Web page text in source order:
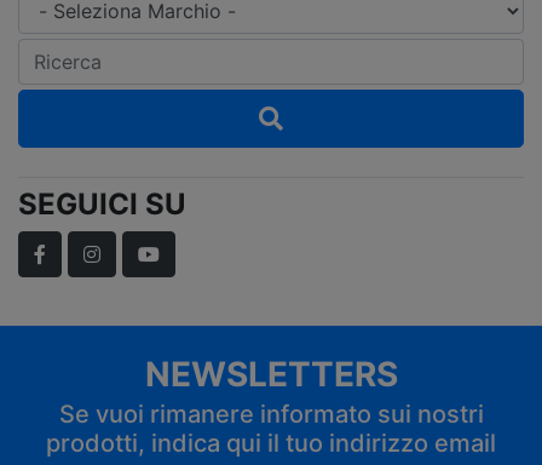
SEGUICI SU
FacebookInstagramYouTube
NEWSLETTERS
Se vuoi rimanere informato sui nostri
prodotti, indica qui il tuo indirizzo email